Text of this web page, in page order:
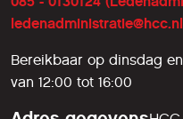
ledenadministratie@hcc.nl
Bereikbaar op dinsdag
van 12:00 tot 16:00